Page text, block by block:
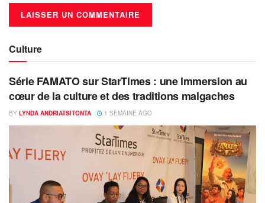
Culture
Série FAMATO sur StarTimes : une immersion au
cœur de la culture et des traditions malgaches
BY LYNDA ANDRIATSITONTA 1 SEMAINE AGO